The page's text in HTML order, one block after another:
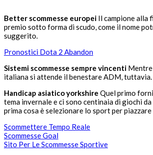
Better scommesse europei Il campione alla
premio sotto forma di scudo, come il nome
suggerito.
Pronostici Dota 2 Abandon
Sistemi scommesse sempre vincenti Mentre
italiana si attende il benestare ADM, tuttavia.
Handicap asiatico yorkshire Quel primo
tema invernale e ci sono centinaia di giochi
prima cosa è selezionare lo sport per piazzare
Scommettere Tempo Reale
Scommesse Goal
Sito Per Le Scommesse Sportive